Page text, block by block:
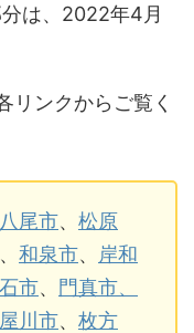
分は、2022年4月
リンクからご覧く
八尾市、 松原
、 和泉市、 岸和
市、 門真市、
川市、 枚方